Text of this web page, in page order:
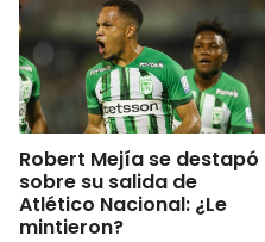
Robert Mejía se destapó
sobre su salida de
Atlético Nacional: ¿Le
mintieron?